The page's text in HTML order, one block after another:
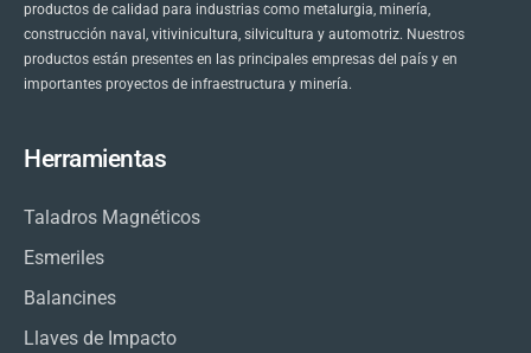
productos de calidad para industrias como metalurgia, minería,
construcción naval, vitivinicultura, silvicultura y automotriz. Nuestros
productos están presentes en las principales empresas del país y en
importantes proyectos de infraestructura y minería.
Herramientas
Taladros Magnéticos
Esmeriles
Balancines
Llaves de Impacto